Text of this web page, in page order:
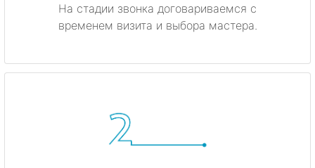
На стадии звонка договариваемся с
временем визита и выбора мастера.